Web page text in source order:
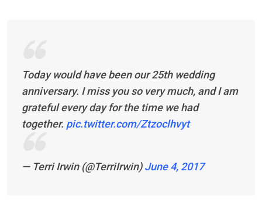
Today would have been our 25th wedding
anniversary. I miss you so very much, and I am
grateful every day for the time we had
together. pic.twitter.com/Ztzoclhvyt
— Terri Irwin (@TerriIrwin)June 4, 2017